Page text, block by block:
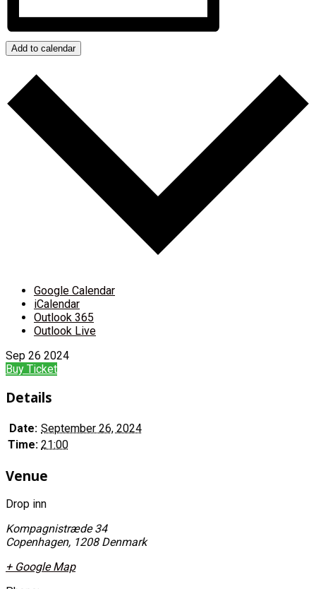
Add to calendar
Google Calendar
iCalendar
Outlook 365
Outlook Live
Sep 26 2024
Buy Ticket
Details
Date: September 26, 2024
Time: 21:00
Venue
Drop inn
Kompagnistræde 34
Copenhagen, 1208 Denmark
+ Google Map